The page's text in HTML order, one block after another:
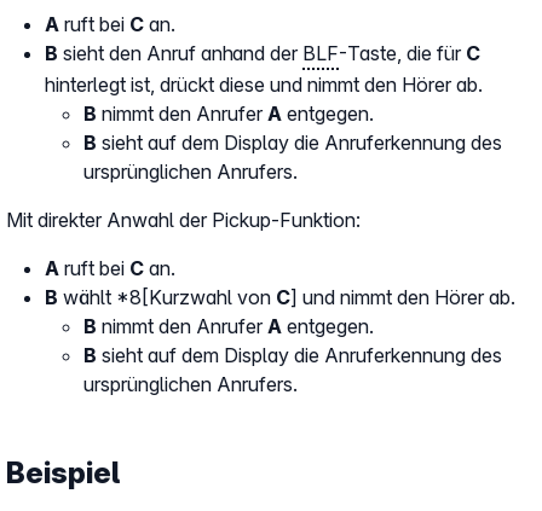
A ruft bei C an.
B sieht den Anruf anhand der BLF-Taste, die für C
hinterlegt ist, drückt diese und nimmt den Hörer ab.
B nimmt den Anrufer A entgegen.
B sieht auf dem Display die Anruferkennung des
ursprünglichen Anrufers.
Mit direkter Anwahl der Pickup-Funktion:
A ruft bei C an.
B wählt *8[Kurzwahl von C] und nimmt den Hörer ab.
B nimmt den Anrufer A entgegen.
B sieht auf dem Display die Anruferkennung des
ursprünglichen Anrufers.
Beispiel